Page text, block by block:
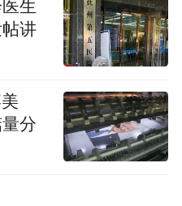
生
讲
分